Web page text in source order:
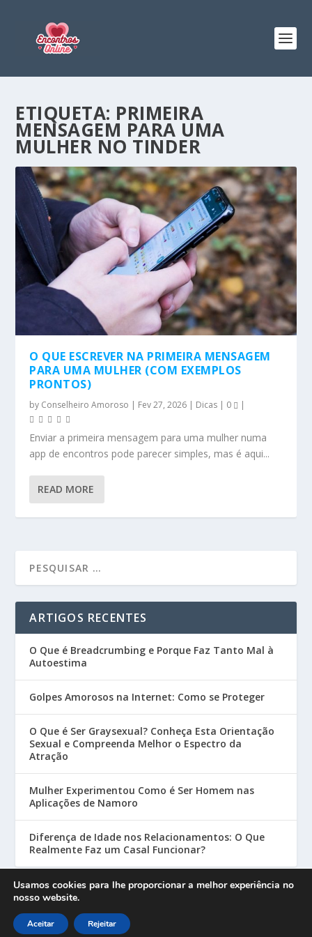
ETIQUETA: PRIMEIRA
MENSAGEM PARA UMA
MULHER NO TINDER
O QUE ESCREVER NA PRIMEIRA MENSAGEM
PARA UMA MULHER (COM EXEMPLOS
PRONTOS)
by Conselheiro Amoroso | Fev 27, 2026 | Dicas | 0 |
Enviar a primeira mensagem para uma mulher numa
app de encontros pode parecer simples, mas é aqui...
READ MORE
ARTIGOS RECENTES
O Que é Breadcrumbing e Porque Faz Tanto Mal à
Autoestima
Golpes Amorosos na Internet: Como se Proteger
O Que é Ser Graysexual? Conheça Esta Orientação
Sexual e Compreenda Melhor o Espectro da
Atração
Mulher Experimentou Como é Ser Homem nas
Aplicações de Namoro
Diferença de Idade nos Relacionamentos: O Que
Realmente Faz um Casal Funcionar?
Designed byElegant Themes
Usamos cookies para lhe proporcionar a melhor experiência no
nosso website.
Aceitar Rejeitar